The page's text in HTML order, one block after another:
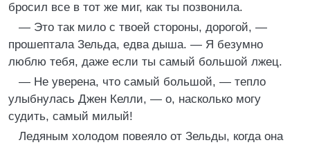
бросил все в тот же миг, как ты позвонила.
— Это так мило с твоей стороны, дорогой, —
прошептала Зельда, едва дыша. — Я безумно
люблю тебя, даже если ты самый большой лжец.
— Не уверена, что самый большой, — тепло
улыбнулась Джен Келли, — о, насколько могу
судить, самый милый!
Ледяным холодом повеяло от Зельды, когда она